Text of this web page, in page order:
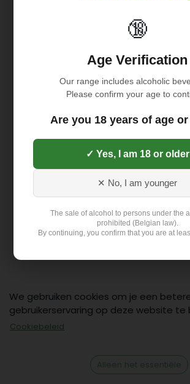
Geen product gedefinieerd in de
PUUR / Sea vegetables
Contact
hello@flex-delivery.be
We gebruiken cookies om je een
gebruikerservaring op deze website te
Cookiebeleid
Alleen het essentiële
🔞
Age Verification
Our range includes alcoholic
Please confirm your age to
Are you 18 years of age
✓ Yes, I am 18 or older
✕ No, I am younger
The sale of alcohol to persons under the
prohibited (Belgian law).
By continuing, you confirm that you are at